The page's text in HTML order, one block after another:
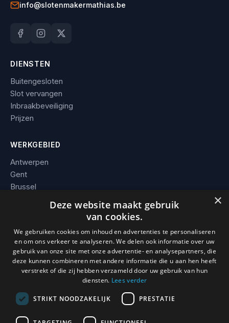
info@slotenmakermathias.be
DIENSTEN
Buitengesloten
Slot vervangen
Inbraakbeveiliging
Prijzen
WERKGEBIED
Antwerpen
Gent
Brussel
Alle steden →
BEDRIJF
Contact
Werkgebied
×
Deze website maakt gebruik
van cookies.
We gebruiken cookies om inhoud en advertenties te personaliseren
en om ons verkeer te analyseren. We delen ook informatie over uw
gebruik van onze site met onze advertentie- en analysepartners, die
deze kunnen combineren met andere informatie die u aan hen heeft
verstrekt of die zij hebben verzameld door uw gebruik van hun
diensten. Lees verder
STRIKT NOODZAKELIJK PRESTATIE